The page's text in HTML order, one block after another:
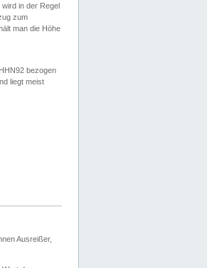
in der Regel
zum
man die Höhe
bezogen
liegt meist
Ausreißer,